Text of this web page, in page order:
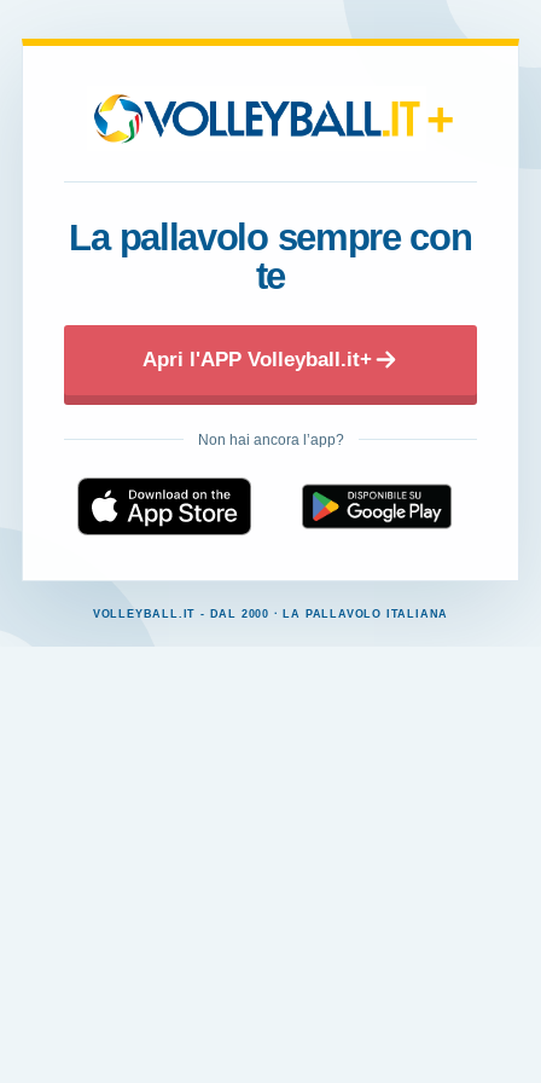
+
La pallavolo sempre con
te
Apri l'APP Volleyball.it+
Non hai ancora l’app?
VOLLEYBALL.IT - DAL 2000 · LA PALLAVOLO ITALIANA